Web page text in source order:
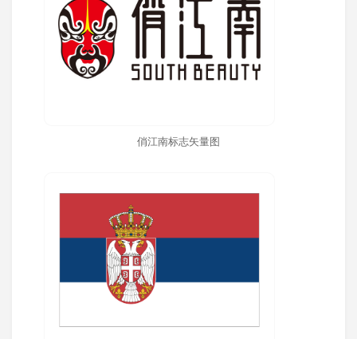
俏江南标志矢量图